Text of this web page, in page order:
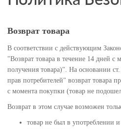
Возврат товара
В соответствии с действующим
"Возврат товара в течение 14 дней
получения товара)". На основании
прав потребителей" возврат товара
с момента покупки (товар не
Возврат в этом случае возможен
товар не был в употреблении